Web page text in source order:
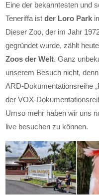
Eine der bekanntesten und
Teneriffa istder Loro Park
Dieser Zoo, der im Jahr
gegründet wurde, zählt
Zoos der Welt. Ganz
unserem Besuch nicht,
ARD-Dokumentationsreihe
der VOX-
Umso mehr haben wir uns
live besuchen zu können.